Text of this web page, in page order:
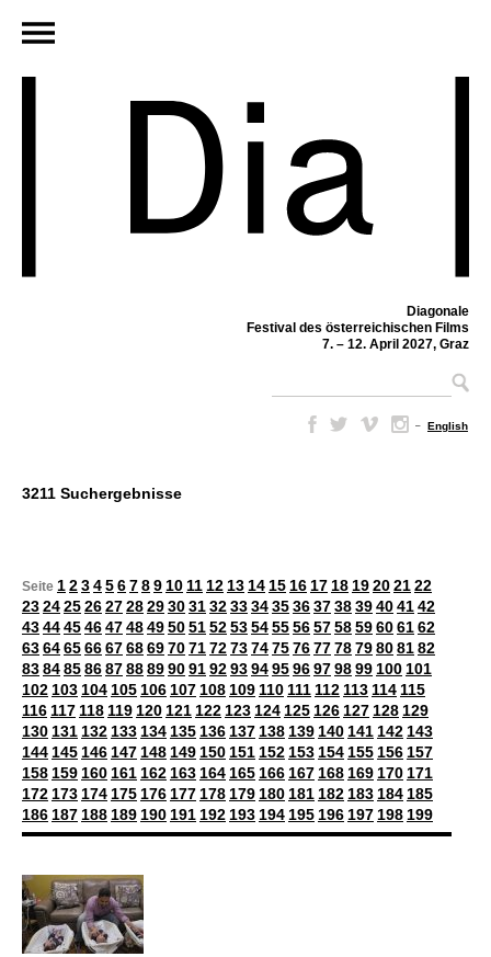
Diagonale
Festival des österreichischen Films
7. – 12. April 2027, Graz
– English
3211 Suchergebnisse
Seite 123456789 10 11 12 13 14 15 16 17 18 19202122
2324252627282930313233343536373839404142
4344454647484950515253545556575859606162
6364656667686970717273747576777879808182
8384858687888990919293949596979899 100 101
102 103 104 105 106 107 108 109 110 111 112 113 114 115
116 117 118 119 120 121 122 123 124 125 126 127 128 129
130 131 132 133 134 135 136 137 138 139 140 141 142 143
144 145 146 147 148 149 150 151 152 153 154 155 156 157
158 159 160 161 162 163 164 165 166 167 168 169 170 171
172 173 174 175 176 177 178 179 180 181 182 183 184 185
186 187 188 189 190 191 192 193 194 195 196 197 198 199